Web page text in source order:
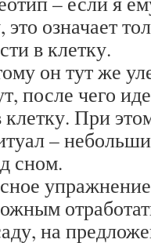
это означает
в клетку.
он тут же
после чего
клетку. При
–
сном.
на